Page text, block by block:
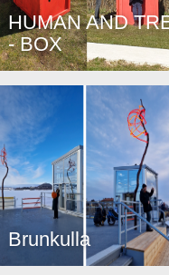
HUMAN AND
- BOX
Brunkulla